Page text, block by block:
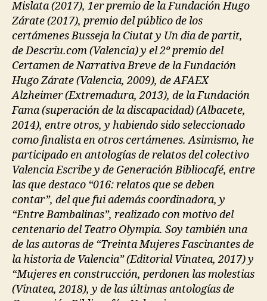
Mislata (2017), 1er premio de la Fundación Hugo
Zárate (2017), premio del público de los
certámenes Busseja la Ciutat y Un dia de partit,
de Descriu.com (Valencia) y el 2º premio del
Certamen de Narrativa Breve de la Fundación
Hugo Zárate (Valencia, 2009), de AFAEX
Alzheimer (Extremadura, 2013), de la Fundación
Fama (superación de la discapacidad) (Albacete,
2014), entre otros, y habiendo sido seleccionado
como finalista en otros certámenes. Asimismo, he
participado en antologías de relatos del colectivo
Valencia Escribe y de Generación Bibliocafé, entre
las que destaco “016: relatos que se deben
contar”, del que fui además coordinadora, y
“Entre Bambalinas”, realizado con motivo del
centenario del Teatro Olympia. Soy también una
de las autoras de “Treinta Mujeres Fascinantes de
la historia de Valencia” (Editorial Vinatea, 2017) y
“Mujeres en construcción, perdonen las molestias
(Vinatea, 2018), y de las últimas antologías de